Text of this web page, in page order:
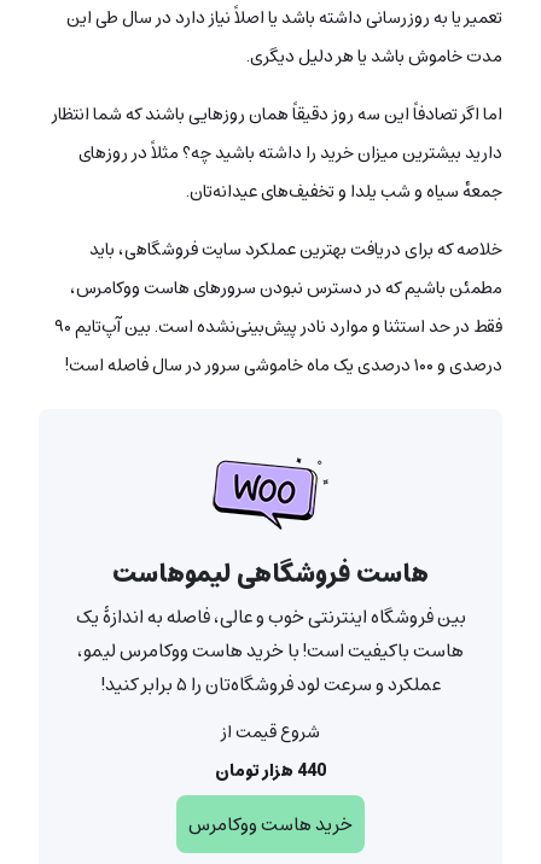
تعمیر یا به روزرسانی داشته باشد یا اصلاً نیاز دارد در سال طی این
مدت خاموش باشد یا هر دلیل دیگری.
اما اگر تصادفاً این سه روز دقیقاً همان روزهایی باشند که شما انتظار
دارید بیشترین میزان خرید را داشته باشید چه؟ مثلاً در روزهای
جمعه‌ٔ سیاه و شب یلدا و تخفیف‌های عیدانه‌تان.
خلاصه که برای دریافت بهترین عملکرد سایت فروشگاهی، باید
مطمئن باشیم که در دسترس نبودن سرورهای هاست ووکامرس،
فقط در حد استثنا و موارد نادر پیش‌بینی‌نشده است. بین آپ‌تایم ۹۰
درصدی و ۱۰۰ درصدی یک ماه خاموشی سرور در سال فاصله است!
هاست فروشگاهی لیموهاست
بین فروشگاه اینترنتی خوب و عالی، فاصله به اندازۀ یک
هاست باکیفیت است! با خرید هاست ووکامرس لیمو،
عملکرد و سرعت لود فروشگاه‌تان را ۵ برابر کنید!
شروع قیمت از
440 هزار تومان
خرید هاست ووکامرس